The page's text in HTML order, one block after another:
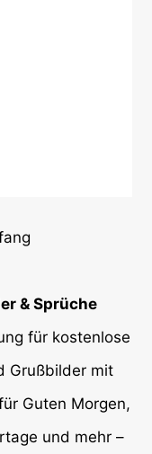
& Sprüche
für kostenlose
Grußbilder mit
Guten Morgen,
und mehr –